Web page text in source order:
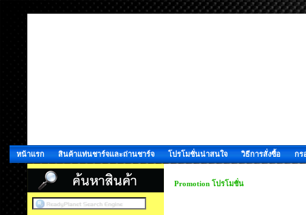
หน้าแรก สินค้าแท่นชาร์จและถ่านชาร์จ โปรโมชั่นน่าสนใจ วิธีการสั่งซื้อ กร
Promotion โปรโมชั่น